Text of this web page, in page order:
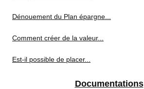
Dénouement du Plan épargne...
Comment créer de la valeur...
Est-il possible de placer...
Documentations